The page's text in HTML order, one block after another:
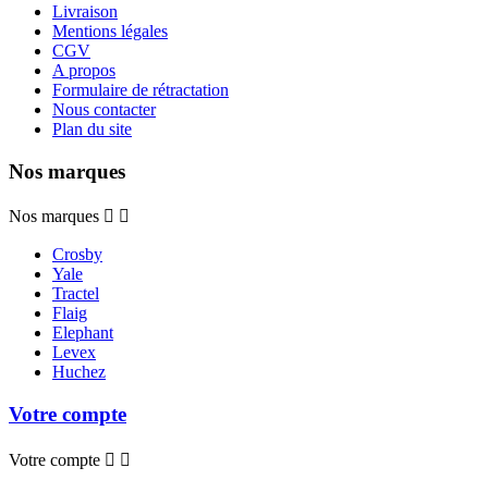
Livraison
Mentions légales
CGV
A propos
Formulaire de rétractation
Nous contacter
Plan du site
Nos marques
Nos marques  
Crosby
Yale
Tractel
Flaig
Elephant
Levex
Huchez
Votre compte
Votre compte  